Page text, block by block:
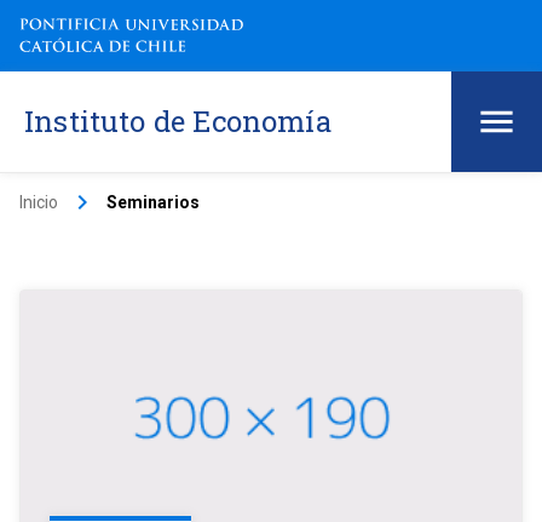
Instituto de Economía
Inicio keyboard_arrow_right Seminarios